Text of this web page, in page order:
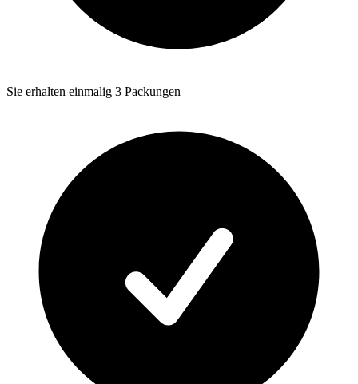
Sie erhalten einmalig 3 Packungen